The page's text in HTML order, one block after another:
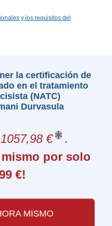
y los requisitos del
la certificación de
en el tratamiento
(NATC)
Durvasula
€
.
mismo por solo
€!
MISMO